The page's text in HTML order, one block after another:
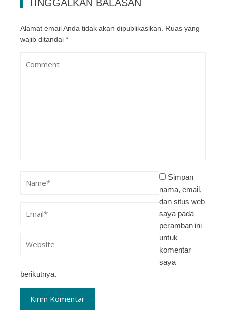
TINGGALKAN BALASAN
Alamat email Anda tidak akan dipublikasikan.
Ruas yang
wajib ditandai *
Simpan
nama, email,
dan situs web
saya pada
peramban ini
untuk
komentar
saya
berikutnya.